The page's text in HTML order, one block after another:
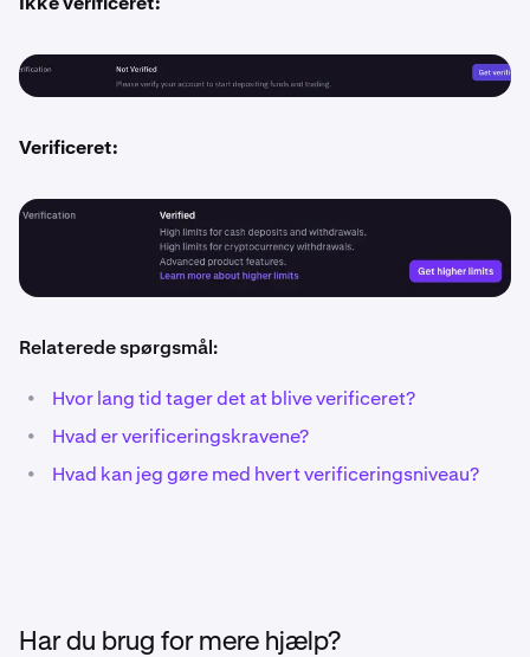
Verificeret:
Relaterede spørgsmål:
• Hvor lang tid tager det at blive verificeret?
• Hvad er verificeringskravene?
• Hvad kan jeg gøre med hvert verificeringsniveau?
Har du brug for mere hjælp?